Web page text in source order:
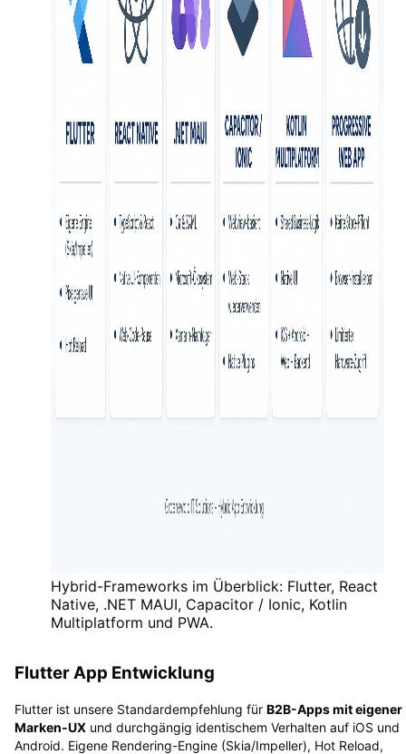
Hybrid-Frameworks im Überblick: Flutter, React
Native, .NET MAUI, Capacitor / Ionic, Kotlin
Multiplatform und PWA.
Flutter App Entwicklung
Flutter ist unsere Standardempfehlung für B2B-Apps mit eigener
Marken-UX und durchgängig identischem Verhalten auf iOS und
Android. Eigene Rendering-Engine (Skia/Impeller), Hot Reload,